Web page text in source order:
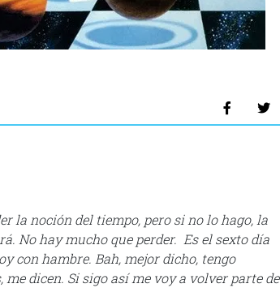
la noción del tiempo, pero si no lo hago, la
No hay mucho que perder. Es el sexto día
con hambre. Bah, mejor dicho, tengo
dicen. Si sigo así me voy a volver parte de